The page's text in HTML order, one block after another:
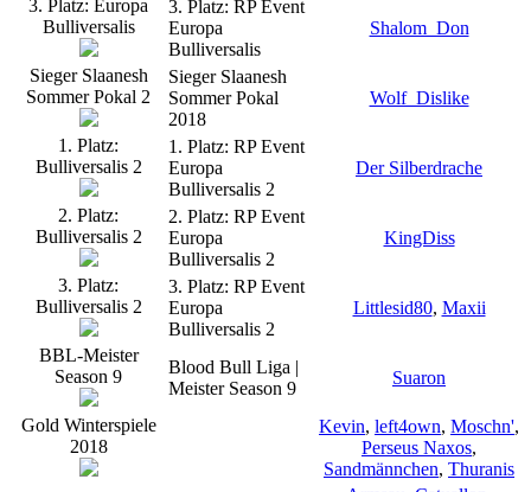
3. Platz: Europa
Bulliversalis
3. Platz: RP Event
Europa
Bulliversalis
Shalom_Don
Sieger Slaanesh
Sommer Pokal 2
Sieger Slaanesh
Sommer Pokal
2018
Wolf_Dislike
1. Platz:
Bulliversalis 2
1. Platz: RP Event
Europa
Bulliversalis 2
Der Silberdrache
2. Platz:
Bulliversalis 2
2. Platz: RP Event
Europa
Bulliversalis 2
KingDiss
3. Platz:
Bulliversalis 2
3. Platz: RP Event
Europa
Bulliversalis 2
Littlesid80, Maxii
BBL-Meister
Season 9
Blood Bull Liga |
Meister Season 9
Suaron
Gold Winterspiele
2018
Kevin, left4own, Moschn',
Perseus Naxos,
Sandmännchen, Thuranis